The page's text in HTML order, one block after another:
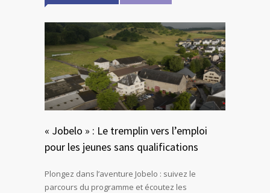
« Jobelo » : Le tremplin vers l’emploi
pour les jeunes sans qualifications
Plongez dans l’aventure Jobelo : suivez le
parcours du programme et écoutez les